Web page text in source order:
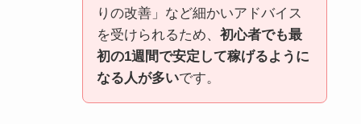
りの改善」など細かいアドバイス
を受けられるため、 初心者でも最
初の1週間で安定して稼げるように
なる人が多いです。